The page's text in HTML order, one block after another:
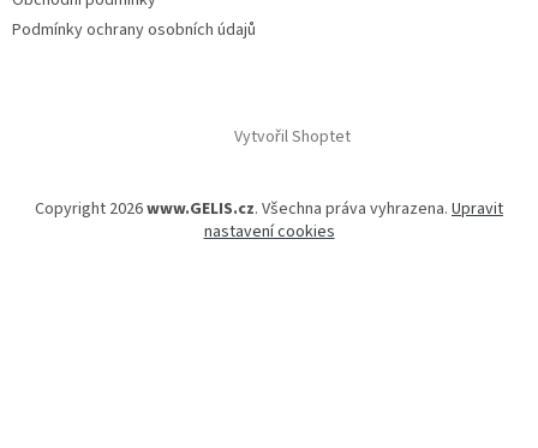
Podmínky ochrany osobních údajů
Vytvořil Shoptet
Copyright 2026www.GELIS.cz. Všechna práva vyhrazena. Upravit
nastavení cookies